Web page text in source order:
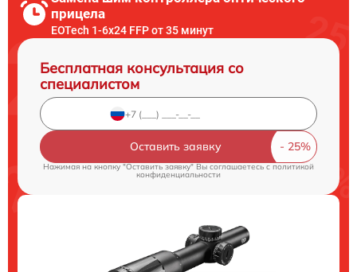
прицела
EOTech 1-6x24 FFP от 35 минут
Бесплатная консультация со
специалистом
Оставить заявку
Нажимая на кнопку "Оставить заявку" Вы соглашаетесь cполитикой
конфиденциальности